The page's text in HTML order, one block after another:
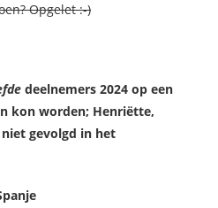
Opgelet :-)
deelnemers 2024 op een
kon worden; Henriëtte,
niet gevolgd in het